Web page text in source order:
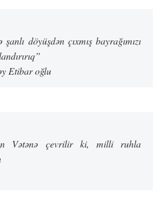
döyüşdən çıxmış bayrağımızı
Etibar oğlu
Vətənə çevrilir ki, milli ruhla